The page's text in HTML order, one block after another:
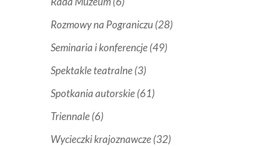
Rozmowy na Pograniczu(28)
Seminaria i konferencje(49)
Spektakle teatralne(3)
Spotkania autorskie(61)
Triennale(6)
Wycieczki krajoznawcze(32)